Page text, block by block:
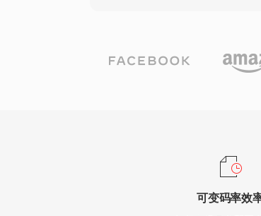
中颇为实用。该容器保留了
供了可变比特率编码带来的质
可变码率效